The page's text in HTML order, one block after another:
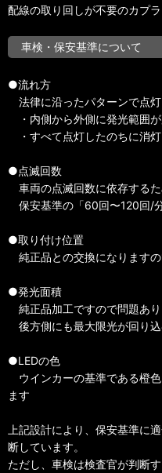
配線の取り回しが不要のカプラ
車検・保安基準について
●流れ方
法律に沿ったパターンで点
・内側から外側に発光範囲
・すべて点灯したのちに消
●点滅回数
車両の点滅回数に依存する
保安基準の「60回〜120回/
●取り付け位置
純正品との交換になります
●発光面積
純正品加工ですので問題あ
後方側にも最大限光が回り
●LEDの色
ウインカーの基準である橙
ます
上記設計により、保安基準に
断しています。
ただし、車検は検査官が判断